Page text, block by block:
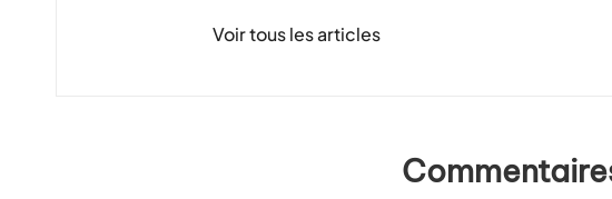
Voir tous les articles